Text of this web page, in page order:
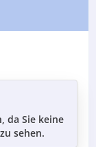
da Sie keine
sehen.